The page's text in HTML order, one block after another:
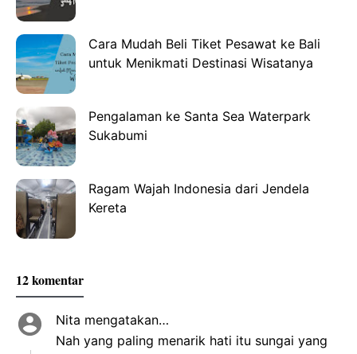
Cara Mudah Beli Tiket Pesawat ke Bali
untuk Menikmati Destinasi Wisatanya
Pengalaman ke Santa Sea Waterpark
Sukabumi
Ragam Wajah Indonesia dari Jendela
Kereta
12 komentar
Nita mengatakan…
Nah yang paling menarik hati itu sungai yang